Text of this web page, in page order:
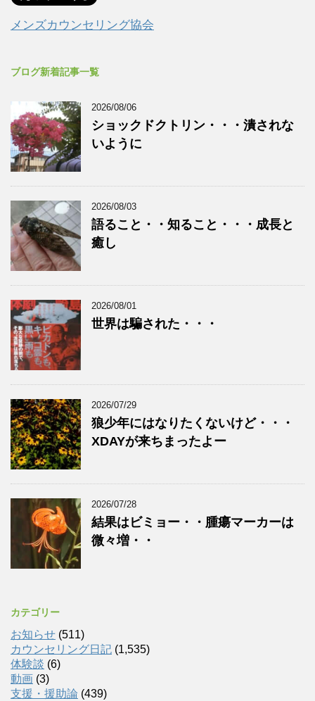
メンズカウンセリング協会
ブログ新着記事一覧
2026/08/06
ショックドクトリン・・・潰されな
いように
2026/08/03
語ること・・知ること・・・成長と
癒し
2026/08/01
世界は騙された・・・
2026/07/29
狼少年にはなりたくないけど・・・
XDAYが来ちまったよー
2026/07/28
結果はビミョー・・腫瘍マーカーは
微々増・・
カテゴリー
お知らせ (511)
カウンセリング日記 (1,535)
体験談 (6)
動画 (3)
支援・援助論 (439)